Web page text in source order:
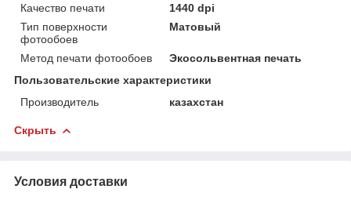
Качество печати
1440 dpi
Тип поверхности
фотообоев
Матовый
Метод печати фотообоев
Экосольвентная печать
Пользовательские характеристики
Производитель
казахстан
Скрыть
Условия доставки